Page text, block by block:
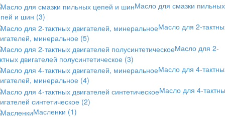
Масло для смазки пильных
и шин (3)
Масло для 2-
минеральное (5)
Масло для 2-
двигателей полусинтетическое (3)
Масло для 4-
минеральное (4)
Масло для 4-
синтетическое (2)
Масленки (1)